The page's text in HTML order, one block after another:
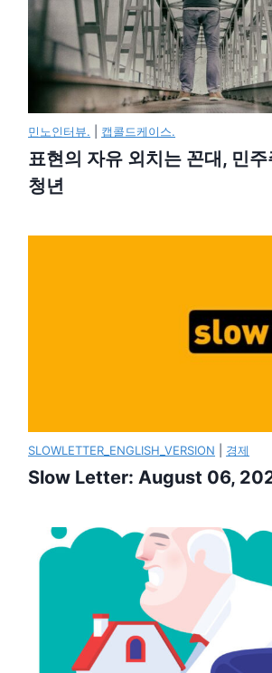
민노인터뷰. 캡콜드케이스.
표현의 자유 외치는 꼰대, 민
청년
SLOWLETTER_ENGLISH_VERSION 경제
Slow Letter: August 06,